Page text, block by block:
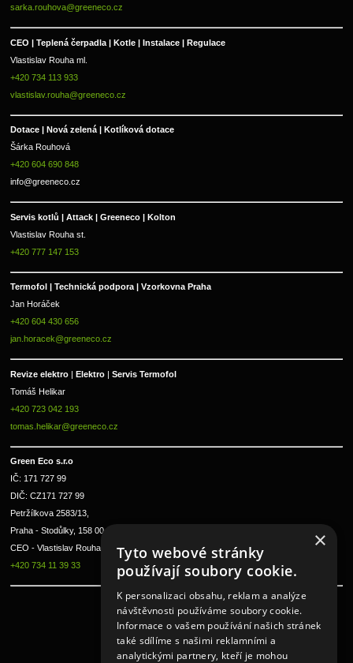
sarka.rouhova@greeneco.cz
CEO | Teplená čerpadla | Kotle | Instalace | Regulace
Vlastislav Rouha ml.
+420 734 113 933
vlastislav.rouha@greeneco.cz
Dotace | Nová zelená | Kotlíková dotace
Šárka Rouhová
+420 604 690 848
info@greeneco.cz
Servis kotlů | Attack | Greeneco | Kolton
Vlastislav Rouha st.
+420 777 147 153
Termofol | Technická podpora | Vzorkovna Praha
Jan Horáček
+420 604 430 656
jan.horacek@greeneco.cz
Revize elektro | Elektro | Servis Termofol
Tomáš Helikar
+420 723 042 193
tomas.helikar@greeneco.cz
Green Eco s.r.o
IČ: 171 727 99
DIČ: CZ171 727 99
Petržílkova 2583/13,
Praha - Stodůlky, 158 00
CEO - Vlastislav Rouha ml.
+420 734 11 39 33
×
Tyto webové stránky
používají soubory cookie.
K personalizaci obsahu, reklam a analýze
návštěvnosti používáme soubory cookie.
Informace o vašem používání našich stránek
také sdílíme s našimi reklamními a
analytickými partnery, kteří je mohou